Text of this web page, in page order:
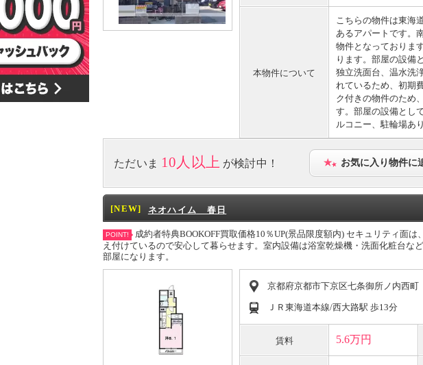
本物件について
こちらの物件は東海
あるアパートです。
物件となっておりま
ります。部屋の設備
独立洗面台、温水洗
れているため、初期
ク付きの物件のため
す。部屋の設備とし
ルコニー、駐輪場あ
ただいま 10人以上 が検討中！ お気に入り物件に
[NEW] ネオハイム 春日
POINT!
成約者特典BOOKOFF買取価格10％UP(景品限度額内) セキュリティ面
え付けているので安心して暮らせます。室内設備は浴室乾燥機・洗面化粧台な
部屋になります。
京都府京都市下京区七条御所ノ内西町
ＪＲ東海道本線/西大路駅 歩13分
賃料 5.6万円